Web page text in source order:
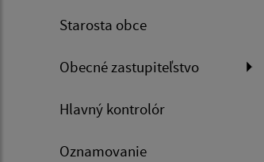
Starosta obce
Obecné zastupiteľstvo
Hlavný kontrolór
Oznamovanie